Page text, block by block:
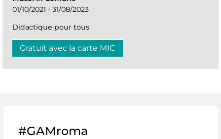
01/10/2021 - 31/08/2023
Didactique pour tous
Gratuit avec la carte MIC
#GAMroma